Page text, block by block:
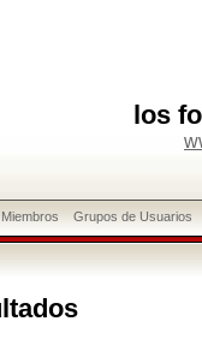
los
Grupos de Usuarios